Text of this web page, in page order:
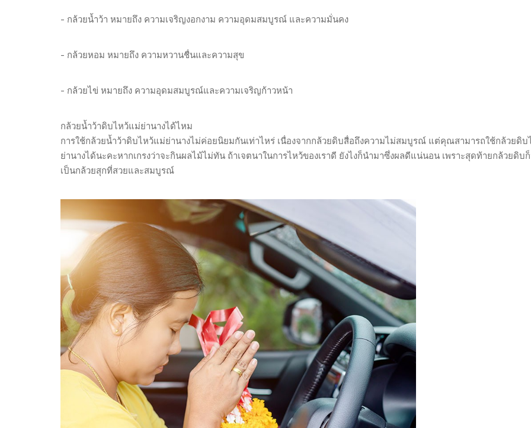
- กล้วยน้ำว้า หมายถึง ความเจริญงอกงาม ความอุดมสมบูรณ์ และความมั่นคง
- กล้วยหอม หมายถึง ความหวานชื่นและความสุข
- กล้วยไข่ หมายถึง ความอุดมสมบูรณ์และความเจริญก้าวหน้า
กล้วยน้ำว้าดิบไหว้แม่ย่านางได้ไหม
การใช้กล้วยน้ำว้าดิบไหว้แม่ย่านางไม่ค่อยนิยมกันเท่าไหร่ เนื่องจากกล้วยดิบสื่อถึงความไม่สมบูรณ์ แต่คุณสามารถใช้กล้วยดิบ
ย่านางได้นะคะหากเกรงว่าจะกินผลไม้ไม่ทัน ถ้าเจตนาในการไหว้ของเราดี ยังไงก็นำมาซึ่งผลดีแน่นอน เพราะสุดท้ายกล้วยดิบ
เป็นกล้วยสุกที่สวยและสมบูรณ์